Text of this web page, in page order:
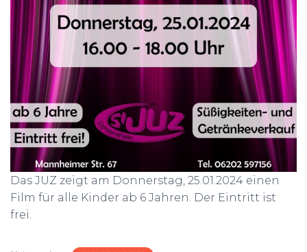
Das JUZ zeigt am Donnerstag, 25.01.2024 einen
Film für alle Kinder ab 6 Jahren. Der Eintritt ist
frei.